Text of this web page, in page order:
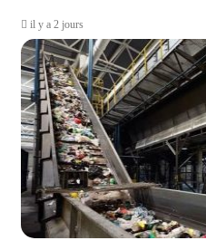
il y a 2 jours